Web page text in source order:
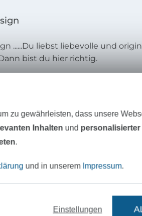
......Du liebst liebevolle und
bist du hier richtig.
Über 80000 zufriedene Kunden
zu gewährleisten, dass unsere
Inhalten und personalisierter
.
und in unserem Impressum.
Einstellungen